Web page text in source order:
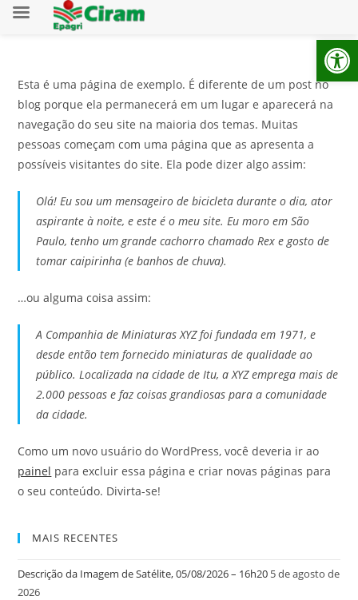
Esta é uma página de exemplo. É diferente de um post no
blog porque ela permanecerá em um lugar e aparecerá na
navegação do seu site na maioria dos temas. Muitas
pessoas começam com uma página que as apresenta a
possíveis visitantes do site. Ela pode dizer algo assim:
Olá! Eu sou um mensageiro de bicicleta durante o dia, ator
aspirante à noite, e este é o meu site. Eu moro em São
Paulo, tenho um grande cachorro chamado Rex e gosto de
tomar caipirinha (e banhos de chuva).
…ou alguma coisa assim:
A Companhia de Miniaturas XYZ foi fundada em 1971, e
desde então tem fornecido miniaturas de qualidade ao
público. Localizada na cidade de Itu, a XYZ emprega mais de
2.000 pessoas e faz coisas grandiosas para a comunidade
da cidade.
Como um novo usuário do WordPress, você deveria ir ao
painel para excluir essa página e criar novas páginas para
o seu conteúdo. Divirta-se!
MAIS RECENTES
Descrição da Imagem de Satélite, 05/08/2026 – 16h20 5 de agosto de
2026